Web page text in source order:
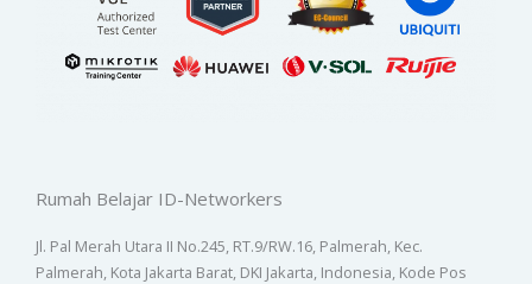
Rumah Belajar ID-Networkers
Jl. Pal Merah Utara II No.245, RT.9/RW.16, Palmerah, Kec.
Palmerah, Kota Jakarta Barat, DKI Jakarta, Indonesia, Kode Pos